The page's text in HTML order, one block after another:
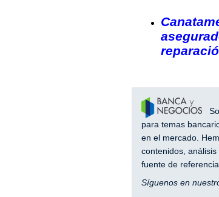
para temas
en el mercado.
contenidos,
fuente de
Síguenos en